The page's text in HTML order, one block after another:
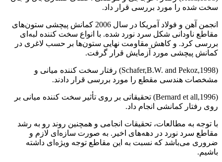
سخت شده را مورد بررسی قرار داد.
انجمن آهن و فولاد آمریکا در سال 2006 کمانش پیچشی ستون‌های
مقاطع ناودانی شکل سرد نورد شده. با انواع سخت کننده لبه‌ای
بررسی کرد. و کاهش مقاومت نهایی ستون‌ها بر حسب لاغری در
کمانش پیچشی مورد آزمایش قرار گرفت.
(Schafer,B.W. and Pekoz,1998) رفتار سخت کننده میانی و
مشخصات هندسی مقطع را مورد بررسی قرار دادند.
(Bernard et all,1996) تحقیقاتی بر روی تأثیر سخت کننده میانی بر
روی رفتار کمانشی انجام داد.
با توجه به مطالعات، تحقیقات انجامی و همچنین روند رو به رشد
مقاطع سرد نورد در دهه‌های اخیر. به صورت سازه‌ای لازم و
ضروری می‌باشد که نسبت به این مقاطع توجه ویژه‌ای داشته
باشیم.